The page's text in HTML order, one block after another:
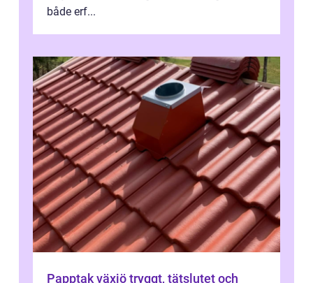
både erf...
Papptak växjö tryggt, tätslutet och